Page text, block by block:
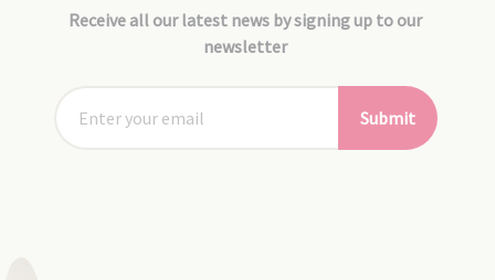
Receive all our latest news by signing up to our
newsletter
Submit